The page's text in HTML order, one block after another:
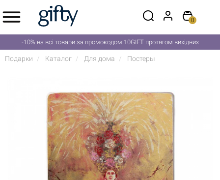
0
-10% на всі товари за промокодом 10GIFT протягом вихідних
Подарки Каталог Для дома Постеры